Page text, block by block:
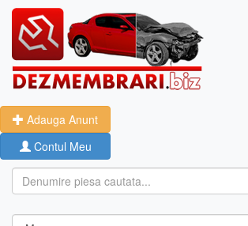
Adauga Anunt
Contul Meu